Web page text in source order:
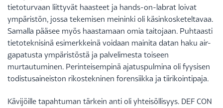
tietoturvaan liittyvät haasteet ja hands-on-labrat loivat
ympäristön, jossa tekemisen meininki oli käsinkosketeltavaa.
Samalla pääsee myös haastamaan omia taitojaan. Puhtaasti
tietoteknisinä esimerkkeinä voidaan mainita datan haku air-
gapatusta ympäristöstä ja palvelimesta toiseen
murtautuminen. Perinteisempinä ajatuspulmina oli fyysisen
todistusaineiston rikostekninen forensiikka ja tiirikointipaja.
Kävijöille tapahtuman tärkein anti oli yhteisöllisyys. DEF CON